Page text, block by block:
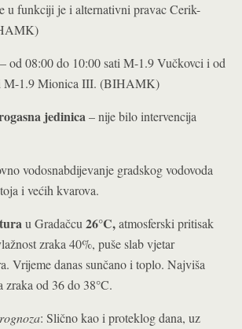
u funkciji je i alternativni pravac Cerik-
– od 08:00 do 10:00 sati M-1.9 Vučkovci i od
M-1.9 Mionica III. (BIHAMK)
jedinica– nije bilo intervencija
vodosnabdijevanje gradskog vodovoda
i većih kvarova.
u Gradačcu 26°C,atmosferski pritisak
zraka 40%, puše slab vjetar
Vrijeme danas sunčano i toplo. Najviša
zraka od 36 do 38°C.
: Slično kao i proteklog dana, uz